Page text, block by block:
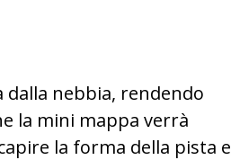
dalla nebbia, rendendo
la mini mappa verrà
la forma della pista e